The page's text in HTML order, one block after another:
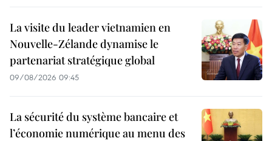
La visite du leader vietnamien en
Nouvelle-Zélande dynamise le
partenariat stratégique global
09/08/2026 09:45
La sécurité du système bancaire et
l’économie numérique au menu des